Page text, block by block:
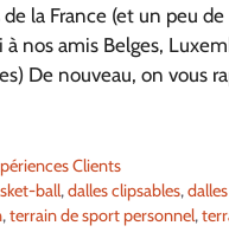
la France (et un peu de
à nos amis Belges,
De nouveau, on vous
Clients
ball,dalles clipsables,
,terrain de sport personnel,